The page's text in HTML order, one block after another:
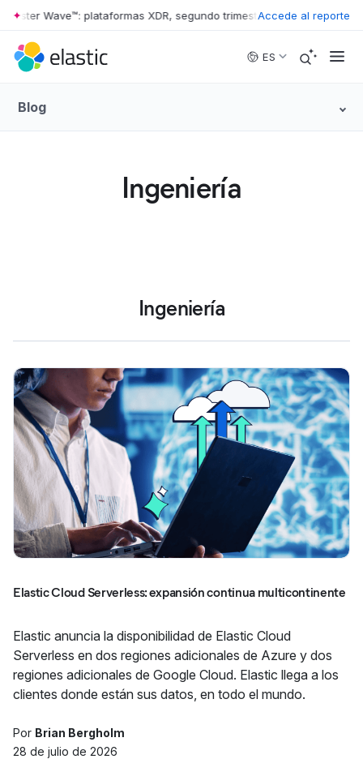
Skip to main content
Wave™: plataformas XDR, segundo trimestre de 2026 • The
Accede al reporte
ES
Blog
Ingeniería
Ingeniería
Elastic Cloud Serverless: expansión continua multicontinente
Elastic anuncia la disponibilidad de Elastic Cloud
Serverless en dos regiones adicionales de Azure y dos
regiones adicionales de Google Cloud. Elastic llega a los
clientes donde están sus datos, en todo el mundo.
Por Brian Bergholm
28 de julio de 2026